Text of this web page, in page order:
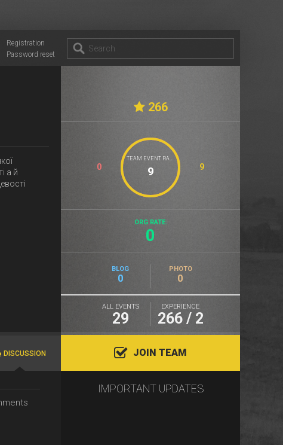
Registration
Password reset
а й
266
0 9
ORG RATE:
0
BLOG
0
PHOTO
0
ALL EVENTS
29
EXPERIENCE
266 / 2
DISCUSSION JOIN TEAM
IMPORTANT UPDATES